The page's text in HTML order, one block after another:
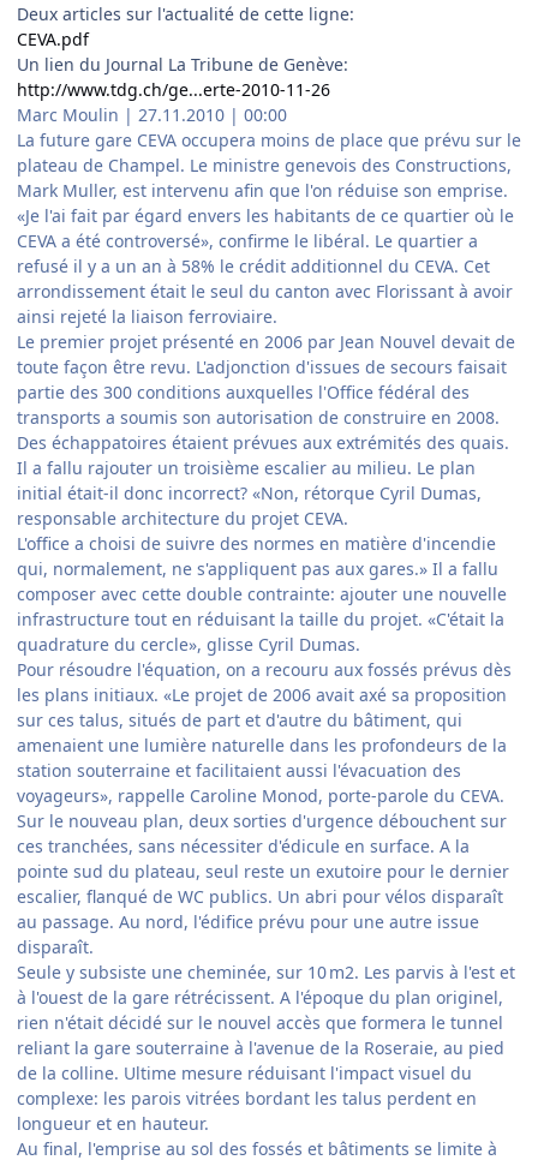
Deux articles sur l'actualité de cette ligne:
CEVA.pdf
Un lien du Journal La Tribune de Genève:
http://www.tdg.ch/ge...erte-2010-11-26
Marc Moulin | 27.11.2010 | 00:00
La future gare CEVA occupera moins de place que prévu sur le
plateau de Champel. Le ministre genevois des Constructions,
Mark Muller, est intervenu afin que l'on réduise son emprise.
«Je l'ai fait par égard envers les habitants de ce quartier où le
CEVA a été controversé», confirme le libéral. Le quartier a
refusé il y a un an à 58% le crédit additionnel du CEVA. Cet
arrondissement était le seul du canton avec Florissant à avoir
ainsi rejeté la liaison ferroviaire.
Le premier projet présenté en 2006 par Jean Nouvel devait de
toute façon être revu. L'adjonction d'issues de secours faisait
partie des 300 conditions auxquelles l'Office fédéral des
transports a soumis son autorisation de construire en 2008.
Des échappatoires étaient prévues aux extrémités des quais.
Il a fallu rajouter un troisième escalier au milieu. Le plan
initial était-il donc incorrect? «Non, rétorque Cyril Dumas,
responsable architecture du projet CEVA.
L'office a choisi de suivre des normes en matière d'incendie
qui, normalement, ne s'appliquent pas aux gares.» Il a fallu
composer avec cette double contrainte: ajouter une nouvelle
infrastructure tout en réduisant la taille du projet. «C'était la
quadrature du cercle», glisse Cyril Dumas.
Pour résoudre l'équation, on a recouru aux fossés prévus dès
les plans initiaux. «Le projet de 2006 avait axé sa proposition
sur ces talus, situés de part et d'autre du bâtiment, qui
amenaient une lumière naturelle dans les profondeurs de la
station souterraine et facilitaient aussi l'évacuation des
voyageurs», rappelle Caroline Monod, porte-parole du CEVA.
Sur le nouveau plan, deux sorties d'urgence débouchent sur
ces tranchées, sans nécessiter d'édicule en surface. A la
pointe sud du plateau, seul reste un exutoire pour le dernier
escalier, flanqué de WC publics. Un abri pour vélos disparaît
au passage. Au nord, l'édifice prévu pour une autre issue
disparaît.
Seule y subsiste une cheminée, sur 10 m2. Les parvis à l'est et
à l'ouest de la gare rétrécissent. A l'époque du plan originel,
rien n'était décidé sur le nouvel accès que formera le tunnel
reliant la gare souterraine à l'avenue de la Roseraie, au pied
de la colline. Ultime mesure réduisant l'impact visuel du
complexe: les parois vitrées bordant les talus perdent en
longueur et en hauteur.
Au final, l'emprise au sol des fossés et bâtiments se limite à